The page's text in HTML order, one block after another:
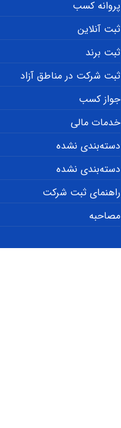
پروانه کسب
ثبت آنلاین
ثبت برند
ثبت شرکت در مناطق آزاد
جواز کسب
خدمات مالی
دسته‌بندی نشده
دسته‌بندی نشده
راهنمای ثبت شرکت
مصاحبه